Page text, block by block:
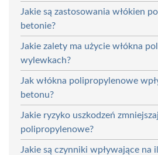
Jakie są zastosowania włókien
betonie?
Jakie zalety ma użycie włókna
wylewkach?
Jak włókna polipropylenowe
betonu?
Jakie ryzyko uszkodzeń
polipropylenowe?
Jakie są czynniki wpływające na